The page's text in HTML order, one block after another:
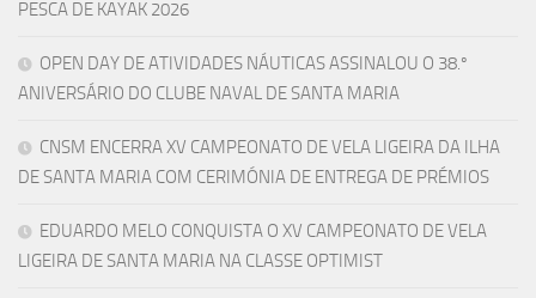
PESCA DE KAYAK 2026
OPEN DAY DE ATIVIDADES NÁUTICAS ASSINALOU O 38.º
ANIVERSÁRIO DO CLUBE NAVAL DE SANTA MARIA
CNSM ENCERRA XV CAMPEONATO DE VELA LIGEIRA DA ILHA
DE SANTA MARIA COM CERIMÓNIA DE ENTREGA DE PRÉMIOS
EDUARDO MELO CONQUISTA O XV CAMPEONATO DE VELA
LIGEIRA DE SANTA MARIA NA CLASSE OPTIMIST